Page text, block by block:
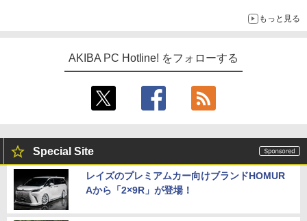
もっと見る
AKIBA PC Hotline! をフォローする
Special Site
レイズのプレミアムカー向けブランドHOMUR
Aから「2×9R」が登場！